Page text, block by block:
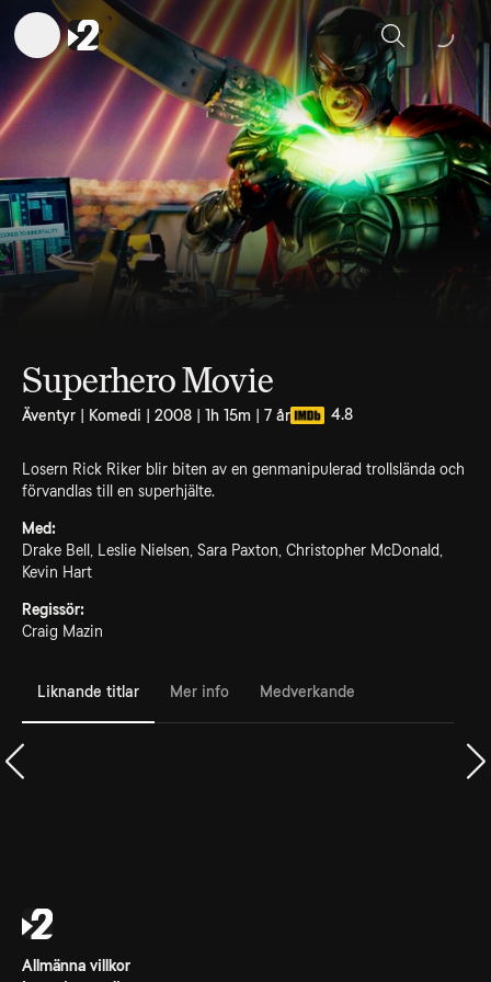
Sök
Superhero Movie
Äventyr | Komedi | 2008 | 1h 15m | 7 år 4.8
Losern Rick Riker blir biten av en genmanipulerad trollslända och
förvandlas till en superhjälte.
Med:
Drake Bell, Leslie Nielsen, Sara Paxton, Christopher McDonald,
Kevin Hart
Regissör:
Craig Mazin
Liknande titlar Mer info Medverkande
Allmänna villkor